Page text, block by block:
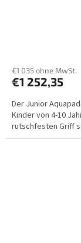
€1 035 ohne MwSt.
€1 252,35
Der Junior
Kinder von 4-10
rutschfesten Griff